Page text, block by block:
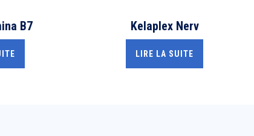
B7 Kelaplex Nerv
LIRE LA SUITE